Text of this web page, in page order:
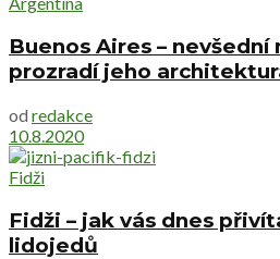
Buenos Aires –
prozradí jeho
od redakce
10.8.2020
Fidži
Fidži – jak vás dnes
lidojedů